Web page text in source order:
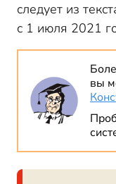
следует из
с 1 июля 2021
вы